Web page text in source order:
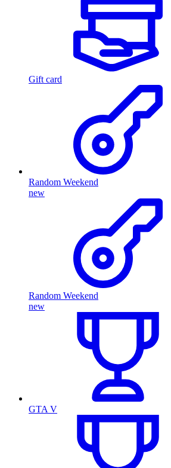
Gift card
Random Weekend
new
Random Weekend
new
GTA V